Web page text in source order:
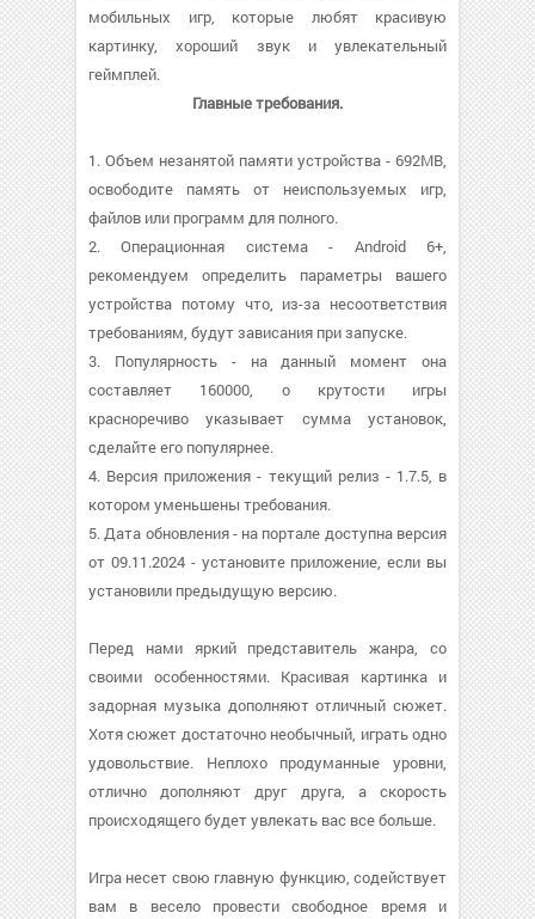
мобильных игр, которые любят красивую
картинку, хороший звук и увлекательный
геймплей.
Главные требования.
1. Объем незанятой памяти устройства - 692MB,
освободите память от неиспользуемых игр,
файлов или программ для полного.
2. Операционная система - Android 6+,
рекомендуем определить параметры вашего
устройства потому что, из-за несоответствия
требованиям, будут зависания при запуске.
3. Популярность - на данный момент она
составляет 160000, о крутости игры
красноречиво указывает сумма установок,
сделайте его популярнее.
4. Версия приложения - текущий релиз - 1.7.5, в
котором уменьшены требования.
5. Дата обновления - на портале доступна версия
от 09.11.2024 - установите приложение, если вы
установили предыдущую версию.
Перед нами яркий представитель жанра, со
своими особенностями. Красивая картинка и
задорная музыка дополняют отличный сюжет.
Хотя сюжет достаточно необычный, играть одно
удовольствие. Неплохо продуманные уровни,
отлично дополняют друг друга, а скорость
происходящего будет увлекать вас все больше.
Игра несет свою главную функцию, содействует
вам в весело провести свободное время и